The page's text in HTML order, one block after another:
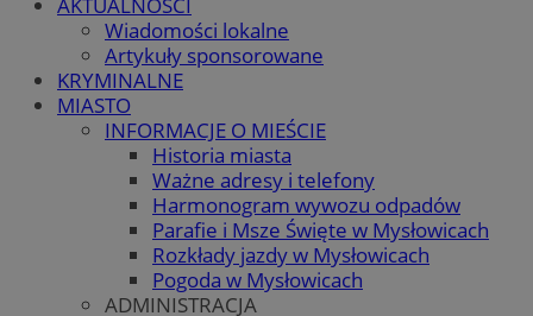
Wiadomości lokalne
Artykuły sponsorowane
KRYMINALNE
MIASTO
INFORMACJE O MIEŚCIE
Historia miasta
Ważne adresy i telefony
Harmonogram wywozu odpadów
Parafie i Msze Święte w Mysłowicach
Rozkłady jazdy w Mysłowicach
Pogoda w Mysłowicach
ADMINISTRACJA